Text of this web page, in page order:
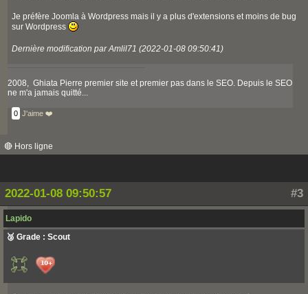
Je préfère Joomla à Wordpress mais il y a plus d'extensions et moins de bug
sur Wordpress
Dernière modification par Amlil71 (2022-01-08 09:50:41)
2008, Ghiata Pierre premier site et premier pas dans le SEO. Depuis le SEO
ne m'a jamais quitté...
0 J'aime ❤️
🔴 Hors ligne
#3
2022-01-08 09:50:57
Lapido
🥉 Grade : Scout